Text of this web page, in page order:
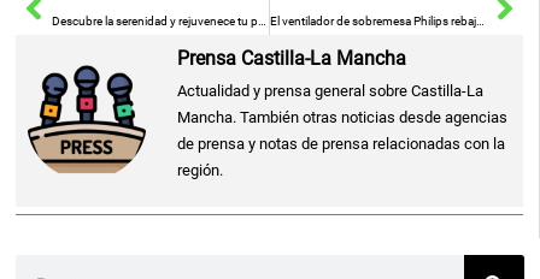
Descubre la serenidad y rejuvenece tu piel con el masajeador eléctrico Shisoutek El ventilador de sobremesa Philips rebajado por Amazon a menos de 35€
Prensa Castilla-La Mancha
Actualidad y prensa general sobre Castilla-La
Mancha. También otras noticias desde agencias
de prensa y notas de prensa relacionadas con la
región.